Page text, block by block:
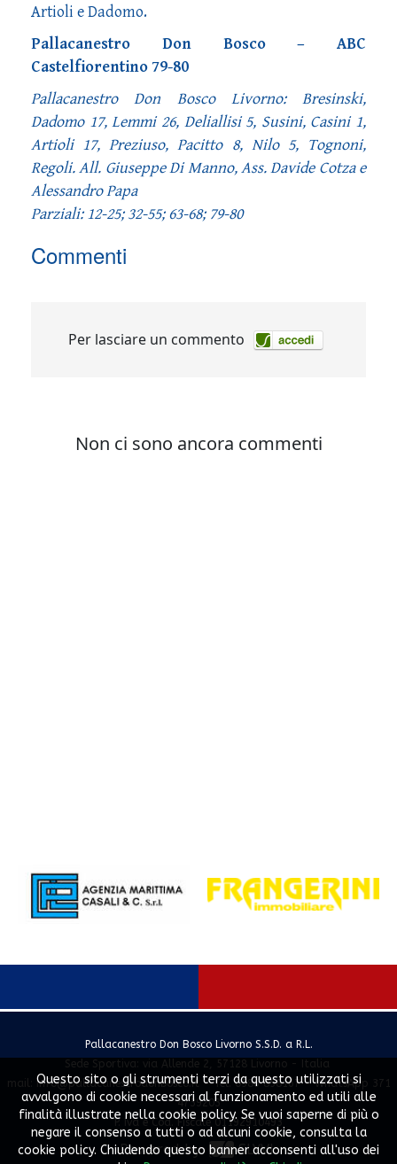
Artioli e Dadomo.
Pallacanestro Don Bosco – ABC
Castelfiorentino 79-80
Pallacanestro Don Bosco Livorno: Bresinski,
Dadomo 17, Lemmi 26, Deliallisi 5, Susini, Casini 1,
Artioli 17, Preziuso, Pacitto 8, Nilo 5, Tognoni,
Regoli. All. Giuseppe Di Manno, Ass. Davide Cotza e
Alessandro Papa
Parziali: 12-25; 32-55; 63-68; 79-80
Commenti
Pallacanestro Don Bosco Livorno S.S.D. a R.L.
Sede Sportiva: via Allende 2, 57128 Livorno - Italia
mail: info@pallacanestrodonbosco.it - Tel. 0586 858167 - WhatsApp 371
4739203
P. Iva e Cod. Fiscale 01192910493
Powered by SLYVI.
Questo sito o gli strumenti terzi da questo utilizzati si
avvalgono di cookie necessari al funzionamento ed utili alle
finalità illustrate nella cookie policy. Se vuoi saperne di più o
negare il consenso a tutti o ad alcuni cookie, consulta la
cookie policy. Chiudendo questo banner acconsenti all'uso dei